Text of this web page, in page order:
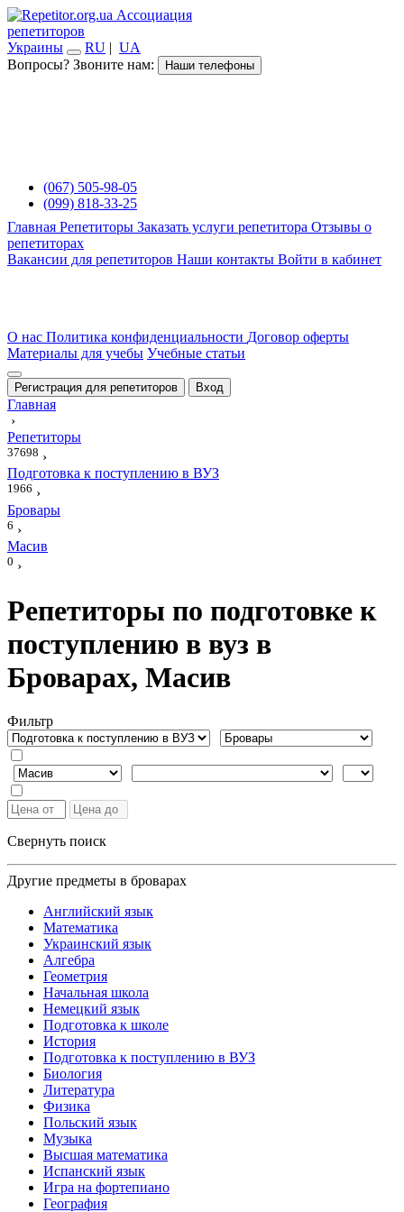
Ассоциация
репетиторов
Украины
RU | UA
Вопросы? Звоните нам:
Наши телефоны
(067) 505-98-05
(099) 818-33-25
Главная Репетиторы Заказать услуги репетитора Отзывы о
репетиторах
Вакансии для репетиторов Наши контакты Войти в кабинет
О нас Политика конфиденциальности Договор оферты
Материалы для учебы Учебные статьи
Регистрация для репетиторов Вход
Главная
›
Репетиторы
37698 ›
Подготовка к поступлению в ВУЗ
1966 ›
Бровары
6 ›
Масив
0 ›
Репетиторы по подготовке к
поступлению в вуз в
Броварах, Масив
Фильтр
Свернуть поиск
Другие предметы в броварах
Английский язык
Математика
Украинский язык
Алгебра
Геометрия
Начальная школа
Немецкий язык
Подготовка к школе
История
Подготовка к поступлению в ВУЗ
Биология
Литература
Физика
Польский язык
Музыка
Высшая математика
Испанский язык
Игра на фортепиано
География